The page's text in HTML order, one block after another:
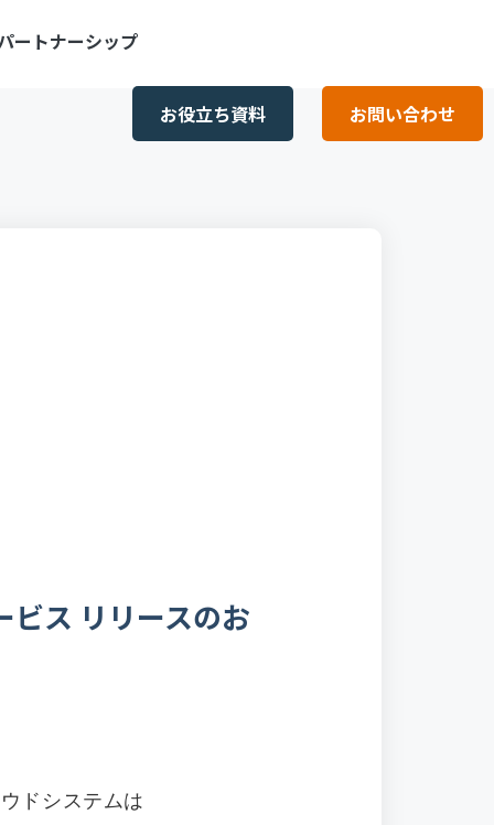
ートナーシップ
お役立ち資料 お問い合わせ
ス リリースのお
ドシステムは